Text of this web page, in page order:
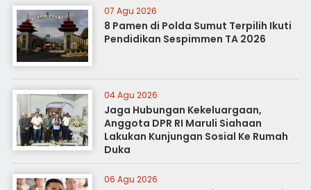
07 Agu 2026
8 Pamen di Polda Sumut Terpilih Ikuti
Pendidikan Sespimmen TA 2026
04 Agu 2026
Jaga Hubungan Kekeluargaan,
Anggota DPR RI Maruli Siahaan
Lakukan Kunjungan Sosial Ke Rumah
Duka
06 Agu 2026